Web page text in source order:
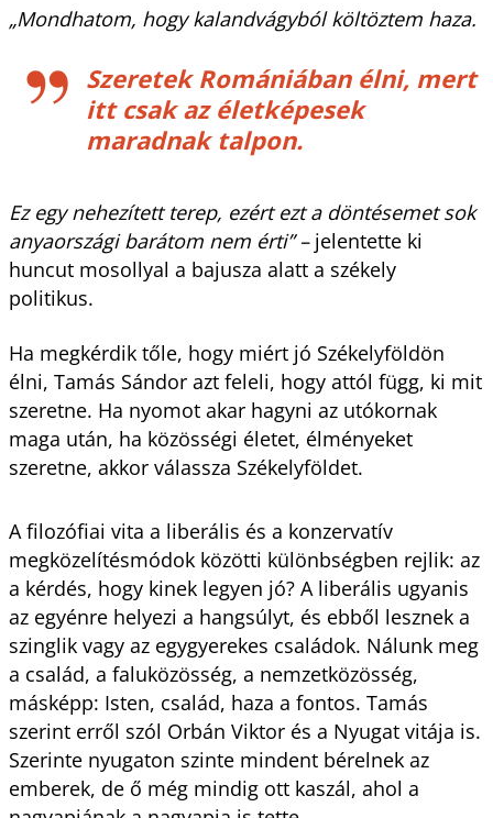
„Mondhatom, hogy kalandvágyból költöztem haza.
Szeretek Romániában élni, mert
itt csak az életképesek
maradnak talpon.
Ez egy nehezített terep, ezért ezt a döntésemet sok
anyaországi barátom nem érti” –jelentette ki
huncut mosollyal a bajusza alatt a székely
politikus.
Ha megkérdik tőle, hogy miért jó Székelyföldön
élni, Tamás Sándor azt feleli, hogy attól függ, ki mit
szeretne. Ha nyomot akar hagyni az utókornak
maga után, ha közösségi életet, élményeket
szeretne, akkor válassza Székelyföldet.
A filozófiai vita a liberális és a konzervatív
megközelítésmódok közötti különbségben rejlik: az
a kérdés, hogy kinek legyen jó? A liberális ugyanis
az egyénre helyezi a hangsúlyt, és ebből lesznek a
szinglik vagy az egygyerekes családok. Nálunk meg
a család, a faluközösség, a nemzetközösség,
másképp: Isten, család, haza a fontos. Tamás
szerint erről szól Orbán Viktor és a Nyugat vitája is.
Szerinte nyugaton szinte mindent bérelnek az
emberek, de ő még mindig ott kaszál, ahol a